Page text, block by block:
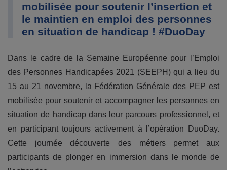
mobilisée pour soutenir l’insertion et
le maintien en emploi des personnes
en situation de handicap ! #DuoDay
Dans le cadre de la Semaine Européenne pour l’Emploi
des Personnes Handicapées 2021 (SEEPH) qui a lieu du
15 au 21 novembre, la Fédération Générale des PEP est
mobilisée pour soutenir et accompagner les personnes en
situation de handicap dans leur parcours professionnel, et
en participant toujours activement à l’opération DuoDay.
Cette journée découverte des métiers permet aux
participants de plonger en immersion dans le monde de